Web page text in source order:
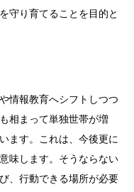
守り育てることを目的と
情報教育へシフトしつつ
相まって単独世帯が増
ます。これは、今後更に
味します。そうならない
、行動できる場所が必要